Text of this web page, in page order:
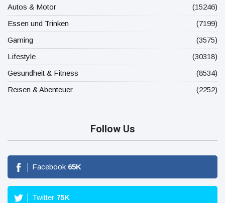
Autos & Motor
(15246)
Essen und Trinken
(7199)
Gaming
(3575)
Lifestyle
(30318)
Gesundheit & Fitness
(8534)
Reisen & Abenteuer
(2252)
Follow Us
Facebook 65K
Twitter 75K